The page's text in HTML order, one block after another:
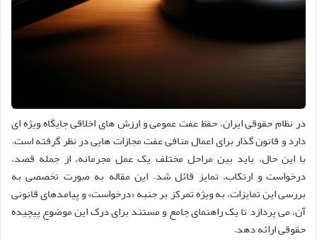
در نظام حقوقی ایران، حفظ عفت عمومی و ارزش های اخلاقی جایگاه ویژه ای
دارد و قانون گذار برای اعمال منافی عفت مجازات هایی در نظر گرفته است.
با این حال، باید بین مراحل مختلف یک عمل مجرمانه، از جمله قصد،
درخواست و ارتکاب، تمایز قائل شد. این مقاله به صورت تخصصی به
بررسی این تمایزات، به ویژه تمرکز بر جنبه «درخواست» و پیامدهای قانونی
آن، می پردازد تا یک راهنمای جامع و مستند برای درک این موضوع پیچیده
حقوقی ارائه دهد.